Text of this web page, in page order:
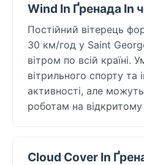
Wind In Ґренада In
Постійний вітерець
30 км/год у Saint
вітром по всій країні.
вітрильного спорту та
активності, але
роботам на відкритому
Cloud Cover In